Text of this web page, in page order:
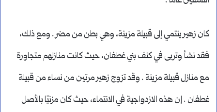
كان زهير ينتمي إلى قبيلة مزينة، وهي بطن من مضر . ومع ذلك،
فقد نشأ وتربى في كنف بني غطفان، حيث كانت منازلهم متجاورة
مع منازل قبيلة مزينة . وقد تزوج زهير مرتين من نساء من قبيلة
غطفان . إن هذه الازدواجية في الانتماء، حيث كان مزنيًا بالأصل